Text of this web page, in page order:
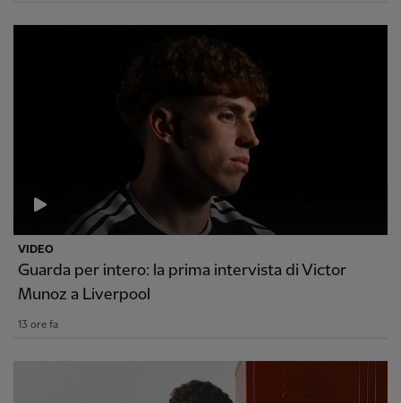
VIDEO
Guarda per intero: la prima intervista di Victor
Munoz a Liverpool
13 ore fa